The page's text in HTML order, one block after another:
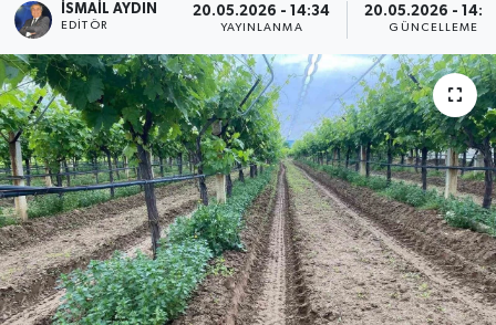
İSMAIL AYDIN
EDITÖR
20.05.2026 - 14:34
YAYINLANMA
20.05.2026 -
GÜNCELLEME